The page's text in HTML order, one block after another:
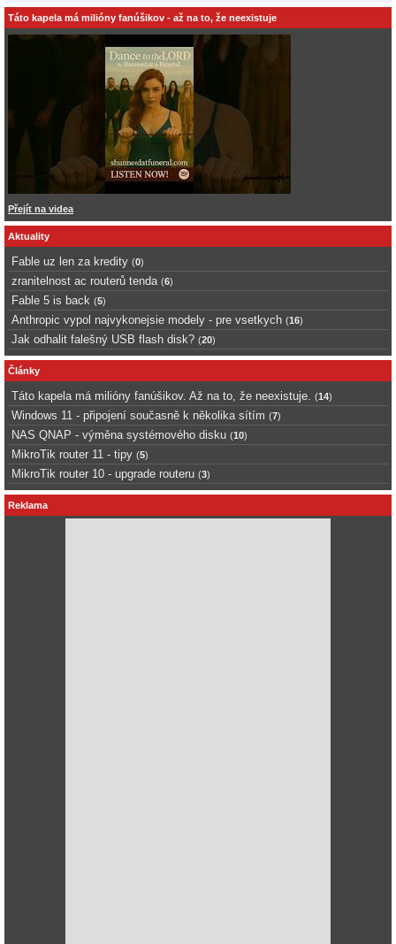
Táto kapela má milióny fanúšikov - až na to, že neexistuje
Přejít na videa
Aktuality
Fable uz len za kredity (0)
zranitelnost ac routerů tenda (6)
Fable 5 is back (5)
Anthropic vypol najvykonejsie modely - pre vsetkych (16)
Jak odhalit falešný USB flash disk? (20)
Články
Táto kapela má milióny fanúšikov. Až na to, že neexistuje. (14)
Windows 11 - připojení současně k několika sítím (7)
NAS QNAP - výměna systémového disku (10)
MikroTik router 11 - tipy (5)
MikroTik router 10 - upgrade routeru (3)
Reklama